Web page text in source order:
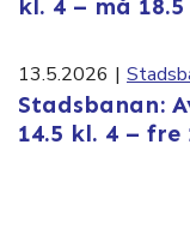
kl. 4 – må
13.5.2026 |
Stadsbanan:
14.5 kl. 4 – fre